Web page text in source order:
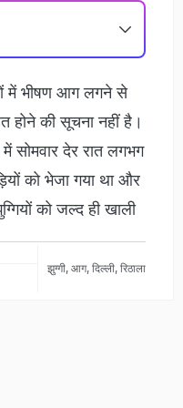
में भीषण आग लगने से
होने की सूचना नहीं है।
सोमवार देर रात लगभग
को भेजा गया था और
को जल्द ही खाली
झुग्गी, आग, दिल्ली, रिठाला